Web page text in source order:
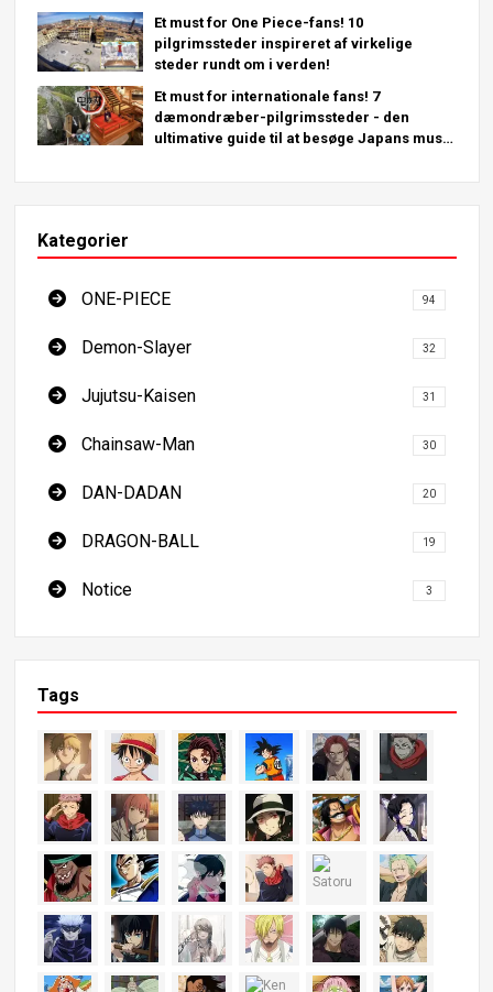
Et must for One Piece-fans! 10
pilgrimssteder inspireret af virkelige
steder rundt om i verden!
Et must for internationale fans! 7
dæmondræber-pilgrimssteder - den
ultimative guide til at besøge Japans must-
Kategorier
ONE-PIECE 94
Demon-Slayer 32
Jujutsu-Kaisen 31
Chainsaw-Man 30
DAN-DADAN 20
DRAGON-BALL 19
Notice 3
Tags